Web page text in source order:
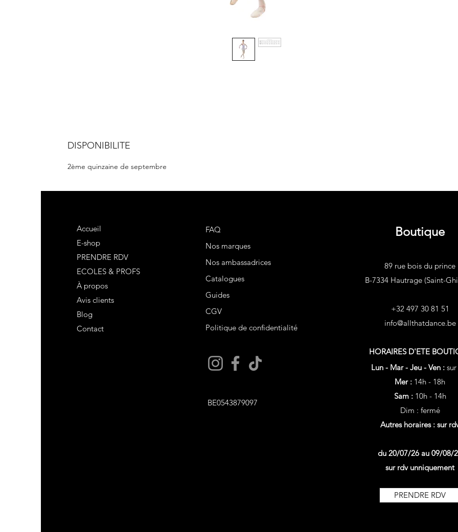
DISPONIBILITE
2ème quinzaine de septembre
Accueil
E-shop
PRENDRE RDV
ECOLES & PROFS
À propos
Avis clients
Blog
Contact
FAQ
Nos marques
Nos ambassadrices
Catalogues
Guides
CGV
Politique de confidentialité
BE0543879097
Boutique
89 rue bois du prince
B-7334 Hautrage (Saint-
+32 497 30 81 51
info@allthatdance.be
HORAIRES D'ETE
Lun - Mar - Jeu - Ven :
Mer : 14h - 18h
Sam : 10h - 14h
Dim : fermé
Autres horaires : sur
du 20/07/26 au 09/08/
sur rdv unniquement
PRENDRE RDV